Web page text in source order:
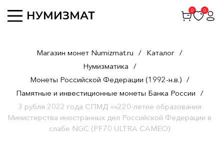
0 0
Магазин монет Numizmat.ru / Каталог /
Нумизматика /
Монеты Российской Федерации (1992-н.в.) /
Памятные и инвестиционные монеты Банка России /
3 рубля 2022 года СПМД ««220-летие образования
Министерства иностранных дел Российской Федерации в
слабе NGC (PF70 ULTRA CAMEO)